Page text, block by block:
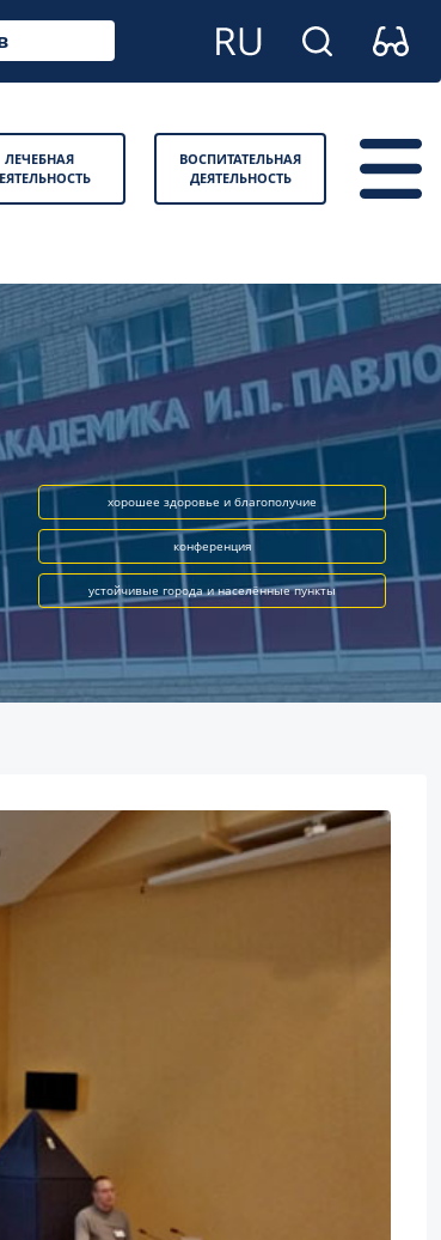
ЛЕЧЕБНАЯ
ВОСПИТАТЕЛЬНАЯ
ДЕЯТЕЛЬНОСТЬ
хорошее здоровье и благополучие
конференция
устойчивые города и населённые пункты